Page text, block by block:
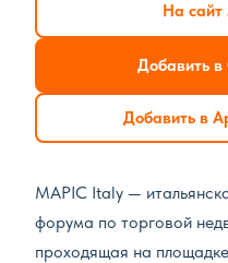
На сайт
Добавить
Добавить в
MAPIC Italy —
форума по торговой
проходящая на